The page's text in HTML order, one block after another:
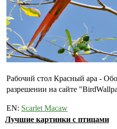
Рабочий стол Красный ара -
разрешении на сайте
EN: Scarlet Macaw
Лучшие картинки с птицами